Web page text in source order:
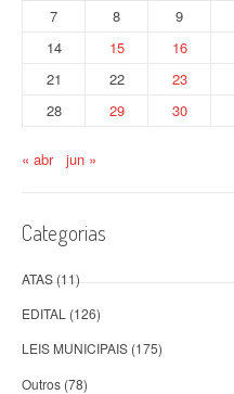
7
8 9
14
15 16
21
22 23
28
29 30
« abr jun »
Categorias
ATAS (11)
EDITAL (126)
LEIS MUNICIPAIS (175)
Outros (78)